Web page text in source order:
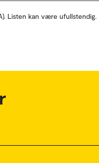
Listen kan være ufullstendig.